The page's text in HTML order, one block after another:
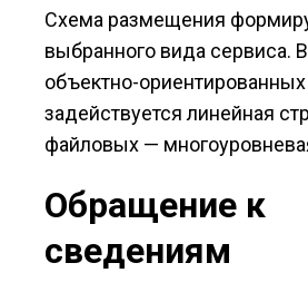
Схема размещения
выбранного вида сервиса.
объектно-
задействуется линейная
файловых —
Обращение к
сведениям